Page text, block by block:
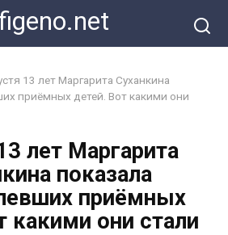
13 лет Маргарита Суханкина
приёмных детей. Вот какими они
лет Маргарита
показала
приёмных
какими они стали